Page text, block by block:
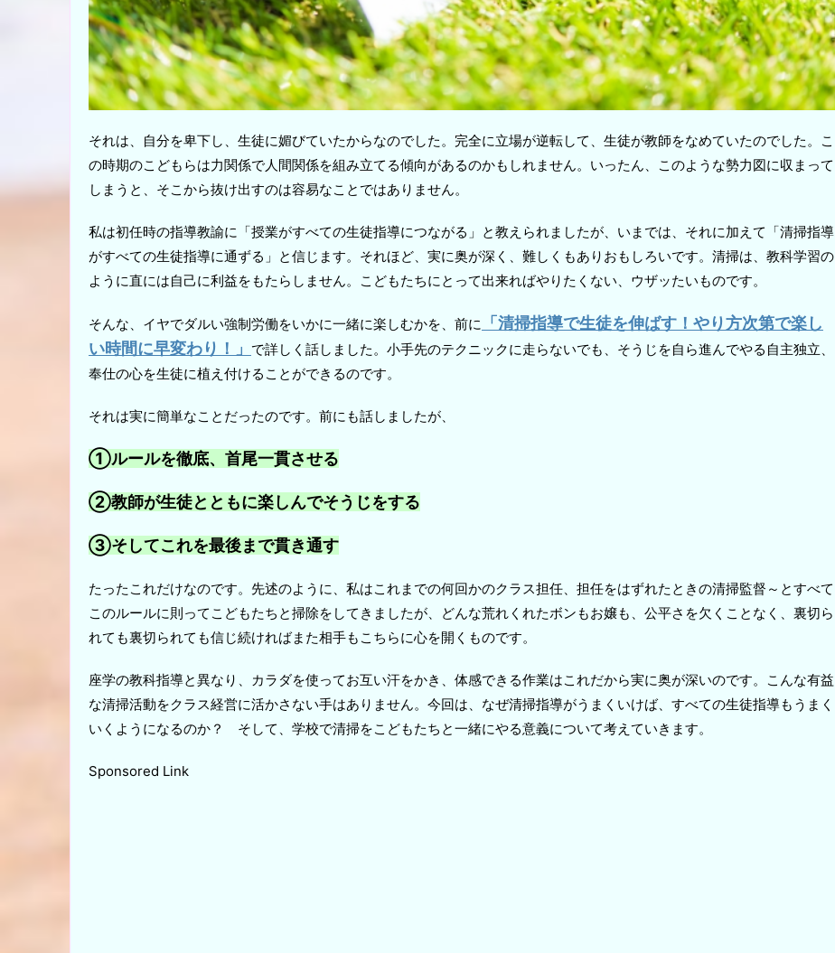
それは、自分を卑下し、生徒に媚びていたからなのでした。完全に立場が逆転して、生徒が教師をなめていたのでした。こ
の時期のこどもらは力関係で人間関係を組み立てる傾向があるのかもしれません。いったん、このような勢力図に収まって
しまうと、そこから抜け出すのは容易なことではありません。
私は初任時の指導教諭に「授業がすべての生徒指導につながる」と教えられましたが、いまでは、それに加えて「清掃指導
がすべての生徒指導に通ずる」と信じます。それほど、実に奥が深く、難しくもありおもしろいです。清掃は、教科学習の
ように直には自己に利益をもたらしません。こどもたちにとって出来ればやりたくない、ウザッたいものです。
そんな、イヤでダルい強制労働をいかに一緒に楽しむかを、前に 「清掃指導で生徒を伸ばす！やり方次第で楽し
い時間に早変わり！」 で詳しく話しました。小手先のテクニックに走らないでも、そうじを自ら進んでやる自主独立、
奉仕の心を生徒に植え付けることができるのです。
それは実に簡単なことだったのです。前にも話しましたが、
①ルールを徹底、首尾一貫させる
②教師が生徒とともに楽しんでそうじをする
③そしてこれを最後まで貫き通す
たったこれだけなのです。先述のように、私はこれまでの何回かのクラス担任、担任をはずれたときの清掃監督～とすべて
このルールに則ってこどもたちと掃除をしてきましたが、どんな荒れくれたボンもお嬢も、公平さを欠くことなく、裏切ら
れても裏切られても信じ続ければまた相手もこちらに心を開くものです。
座学の教科指導と異なり、カラダを使ってお互い汗をかき、体感できる作業はこれだから実に奥が深いのです。こんな有益
な清掃活動をクラス経営に活かさない手はありません。今回は、なぜ清掃指導がうまくいけば、すべての生徒指導もうまく
いくようになるのか？ そして、学校で清掃をこどもたちと一緒にやる意義について考えていきます。
Sponsored Link